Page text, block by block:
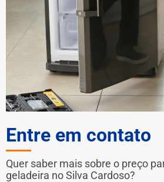
Entre em contato
Quer saber mais sobre o preço
geladeira no Silva Cardoso?